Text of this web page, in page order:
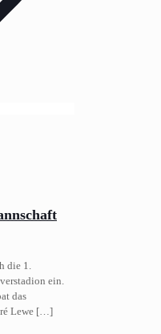
die 1.
ein.
das
Lewe […]